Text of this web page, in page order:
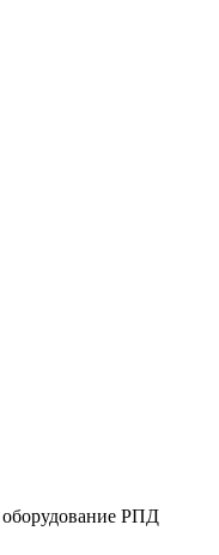
оборудование РПД